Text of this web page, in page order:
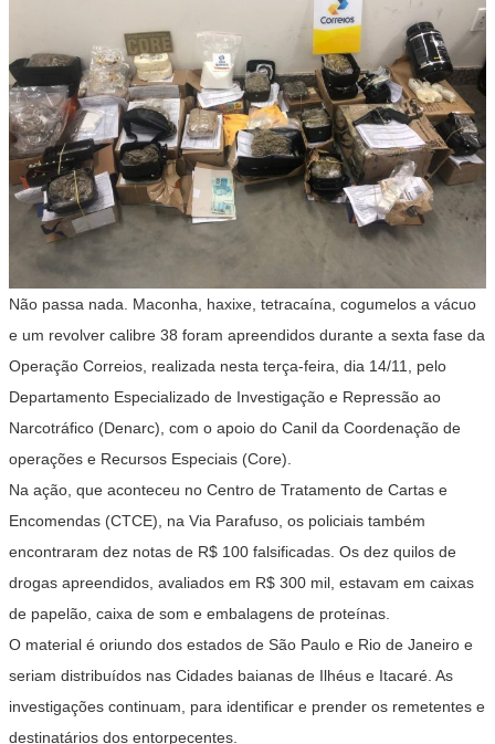
Não passa nada. Maconha, haxixe, tetracaína, cogumelos a vácuo
e um revolver calibre 38 foram apreendidos durante a sexta fase da
Operação Correios, realizada nesta terça-feira, dia 14/11, pelo
Departamento Especializado de Investigação e Repressão ao
Narcotráfico (Denarc), com o apoio do Canil da Coordenação de
operações e Recursos Especiais (Core).
Na ação, que aconteceu no Centro de Tratamento de Cartas e
Encomendas (CTCE), na Via Parafuso, os policiais também
encontraram dez notas de R$ 100 falsificadas. Os dez quilos de
drogas apreendidos, avaliados em R$ 300 mil, estavam em caixas
de papelão, caixa de som e embalagens de proteínas.
O material é oriundo dos estados de São Paulo e Rio de Janeiro e
seriam distribuídos nas Cidades baianas de Ilhéus e Itacaré. As
investigações continuam, para identificar e prender os remetentes e
destinatários dos entorpecentes.